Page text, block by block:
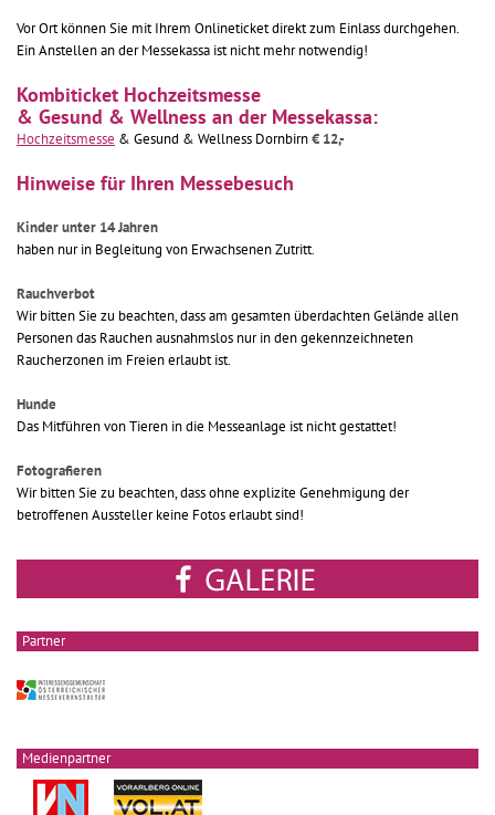
Vor Ort können Sie mit Ihrem Onlineticket direkt zum Einlass durchgehen.
Ein Anstellen an der Messekassa ist nicht mehr notwendig!
Kombiticket Hochzeitsmesse
& Gesund & Wellness an der Messekassa:
Hochzeitsmesse & Gesund & Wellness Dornbirn€ 12,-
Hinweise für Ihren Messebesuch
Kinder unter 14 Jahren
haben nur in Begleitung von Erwachsenen Zutritt.
Rauchverbot
Wir bitten Sie zu beachten, dass am gesamten überdachten Gelände allen
Personen das Rauchen ausnahmslos nur in den gekennzeichneten
Raucherzonen im Freien erlaubt ist.
Hunde
Das Mitführen von Tieren in die Messeanlage ist nicht gestattet!
Fotografieren
Wir bitten Sie zu beachten, dass ohne explizite Genehmigung der
betroffenen Aussteller keine Fotos erlaubt sind!
Partner
Medienpartner